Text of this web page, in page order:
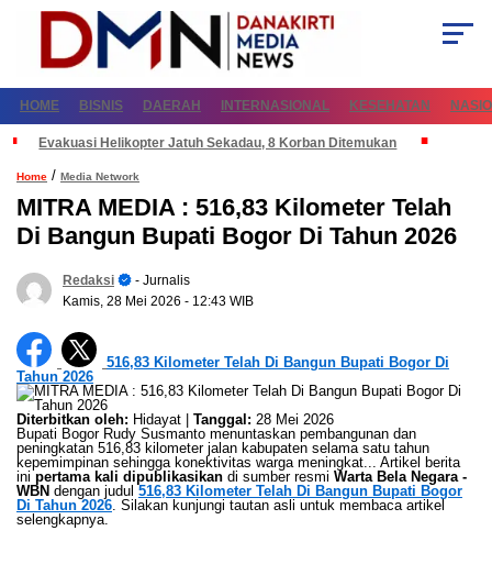
HOME BISNIS DAERAH INTERNASIONAL KESEHATAN
Evakuasi Helikopter Jatuh Sekadau, 8 Korban Ditemukan
Home / Media Network
MITRA MEDIA : 516,83 Kilometer Telah
Di Bangun Bupati Bogor Di Tahun 2026
Redaksi
- Jurnalis
Kamis, 28 Mei 2026 - 12:43 WIB
516,83 Kilometer Telah Di Bangun Bupati Bogor Di
Tahun 2026
Diterbitkan oleh: Hidayat | Tanggal: 28 Mei 2026
Bupati Bogor Rudy Susmanto menuntaskan pembangunan dan
peningkatan 516,83 kilometer jalan kabupaten selama satu tahun
kepemimpinan sehingga konektivitas warga meningkat... Artikel berita
ini pertama kali dipublikasikan di sumber resmi Warta Bela Negara -
WBN dengan judul 516,83 Kilometer Telah Di Bangun Bupati Bogor
Di Tahun 2026. Silakan kunjungi tautan asli untuk membaca artikel
selengkapnya.